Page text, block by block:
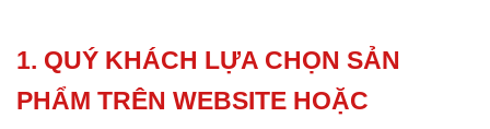
1. QUÝ KHÁCH LỰA CHỌN SẢN
PHẨM TRÊN WEBSITE HOẶC